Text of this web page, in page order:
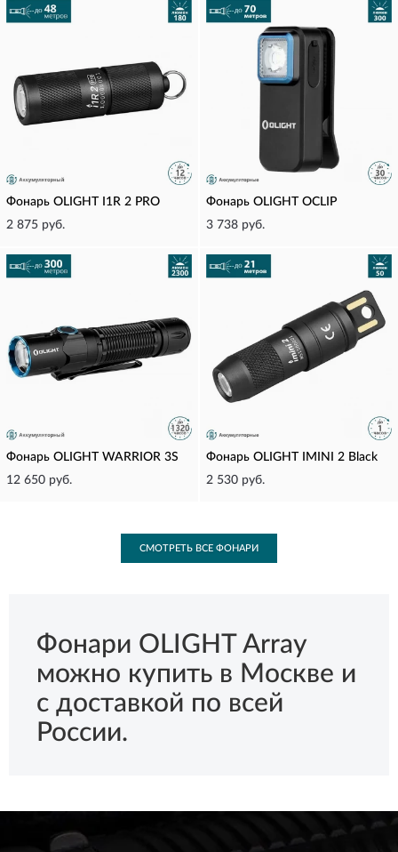
Фонарь OLIGHT I1R 2 PRO
2 875 руб.
Фонарь OLIGHT OCLIP
3 738 руб.
Фонарь OLIGHT WARRIOR 3S
12 650 руб.
Фонарь OLIGHT IMINI 2 Black
2 530 руб.
СМОТРЕТЬ ВСЕ ФОНАРИ
Фонари OLIGHT Array
можно купить в Москве и
с доставкой по всей
России.